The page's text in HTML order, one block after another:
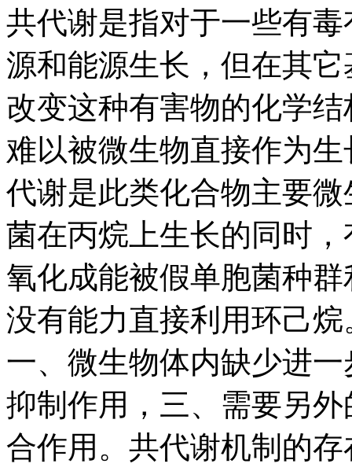
共代谢是指对于一些有
源和能源生长，但在其
改变这种有害物的化学
难以被微生物直接作为
代谢是此类化合物主要
菌在丙烷上生长的同时
氧化成能被假单胞菌种
没有能力直接利用环己
一、微生物体内缺少进
抑制作用，三、需要另
合作用。共代谢机制的